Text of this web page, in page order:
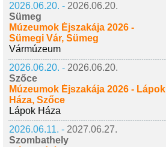
2026.06.20. - 2026.06.20.
Sümeg
Múzeumok Éjszakája 2026 -
Sümegi Vár, Sümeg
Vármúzeum
2026.06.20. - 2026.06.20.
Szőce
Múzeumok Éjszakája 2026 - Lápok
Háza, Szőce
Lápok Háza
2026.06.11. - 2027.06.27.
Szombathely